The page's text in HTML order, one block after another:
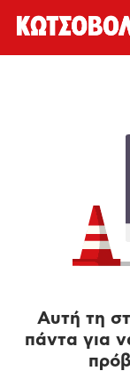
Αυτή τη
πάντα για